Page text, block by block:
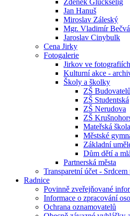
Zdeněk Glückselig
Jan Hanuš
Miroslav Záleský
Mgr. Vladimír
Jaroslav Cinybulk
Cena Jirky
Fotogalerie
Jirkov ve fotografiích
Kulturní akce -
Školy a školky
ZŠ Budovatelů
ZŠ Studentská
ZŠ Nerudova
ZŠ
Mateřská
Městské
Základní
Dům dětí a
Partnerská města
Transparetní účet -
Radnice
Povinně zveřejňované
Informace o zpracování
Ochrana oznamovatelů